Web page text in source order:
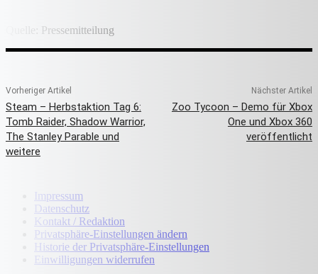
Quelle: Pressemitteilung
Vorheriger Artikel
Steam – Herbstaktion Tag 6:
Tomb Raider, Shadow Warrior,
The Stanley Parable und
weitere
Nächster Artikel
Zoo Tycoon – Demo für Xbox
One und Xbox 360
veröffentlicht
Impressum
Datenschutz
Kontakt / Redaktion
Privatsphäre-Einstellungen ändern
Historie der Privatsphäre-Einstellungen
Einwilligungen widerrufen